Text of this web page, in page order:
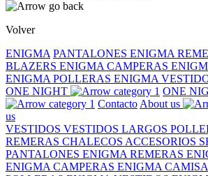
Volver
ENIGMA PANTALONES ENIGMA
BLAZERS ENIGMA CAMPERAS
ENIGMA POLLERAS ENIGMA
ONE NIGHT
ONE
Contacto About us
us
VESTIDOS VESTIDOS LARGOS
REMERAS CHALECOS ACCESORIOS
PANTALONES ENIGMA REMERAS
ENIGMA CAMPERAS ENIGMA